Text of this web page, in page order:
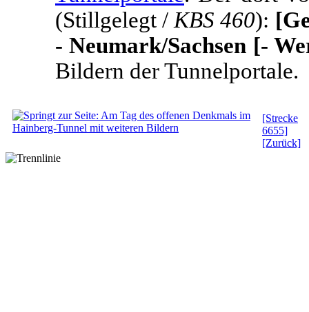
(Stillgelegt / KBS 460):
- Neumark/Sachsen [-
Bildern der Tunnelportale.
[Strecke
6655]
[Zurück]